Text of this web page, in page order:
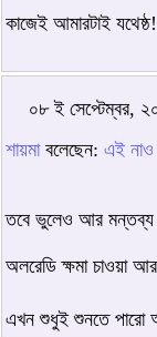
কাজেই আমারটাই যথেষ্ঠ!
০৮ ই সেপ্টেম্বর,
শায়মাবলেছেন: এই
তবে ভুলেও আর মন্তব্য
অলরেডি ক্ষমা চাওয়া
এখন শুধুই শুনতে পারো